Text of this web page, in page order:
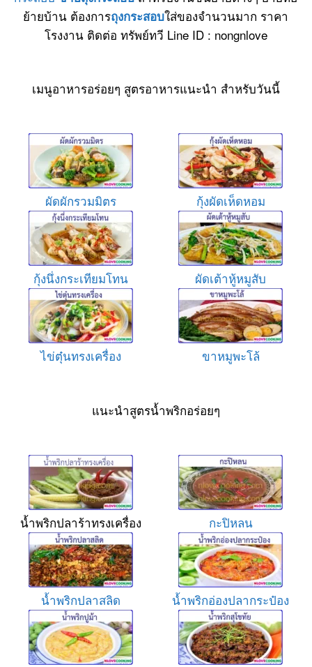
ย้ายบ้าน ต้องการถุงกระสอบใส่ของจำนวนมาก ราคา
โรงงาน ติดต่อ ทรัพย์ทวี Line ID : nongnlove
เมนูอาหารอร่อยๆ สูตรอาหารแนะนำ สำหรับวันนี้
ผัดผักรวมมิตร กุ้งผัดเห็ดหอม
กุ้งนึ่งกระเทียมโทน ผัดเต้าหู้หมูสับ
ไข่ตุ๋นทรงเครื่อง ขาหมูพะโล้
แนะนำสูตรน้ำพริกอร่อยๆ
น้ำพริกปลาร้าทรงเครื่อง กะปิหลน
น้ำพริกปลาสลิด น้ำพริกอ่องปลากระป๋อง